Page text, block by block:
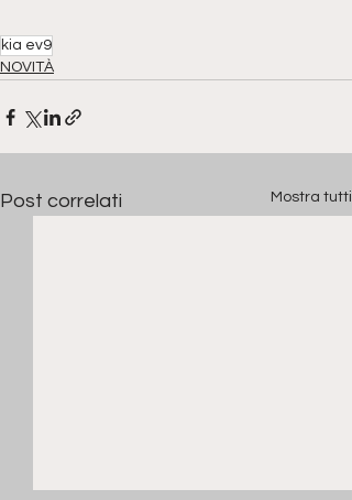
kia ev9
NOVITÀ
Post correlati Mostra tutti